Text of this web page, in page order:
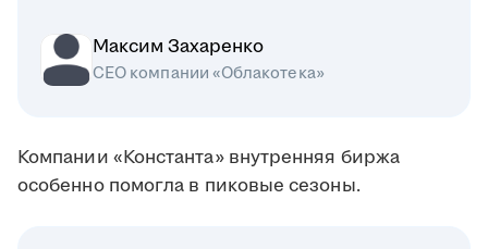
Максим Захаренко
СЕО компании «Облакотека»
Компании «Константа» внутренняя биржа
особенно помогла в пиковые сезоны.